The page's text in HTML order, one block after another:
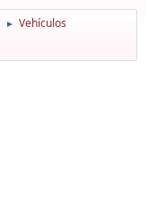
► Vehículos